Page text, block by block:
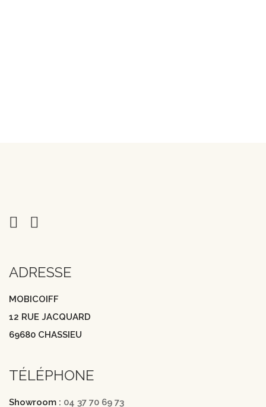
ADRESSE
MOBICOIFF
12 RUE JACQUARD
69680 CHASSIEU
TÉLÉPHONE
Showroom : 04 37 70 69 73